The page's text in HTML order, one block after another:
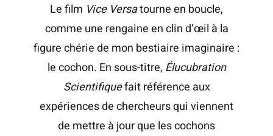
Le film Vice Versatourne en boucle,
comme une rengaine en clin d’œil à la
figure chérie de mon bestiaire imaginaire :
le cochon. En sous-titre, Élucubration
Scientifiquefait référence aux
expériences de chercheurs qui viennent
de mettre à jour que les cochons